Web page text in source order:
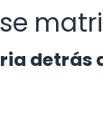
detrás